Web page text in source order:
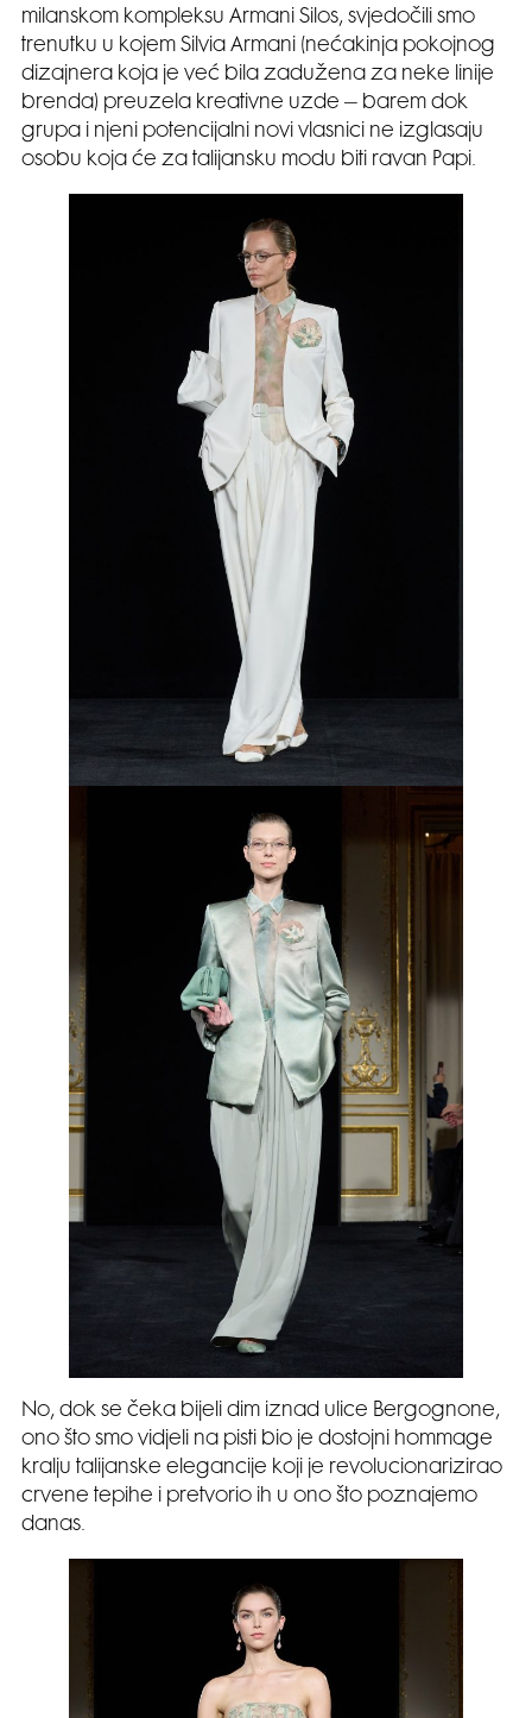
milanskom kompleksu Armani Silos, svjedočili smo
trenutku u kojem Silvia Armani (nećakinja pokojnog
dizajnera koja je već bila zadužena za neke linije
brenda) preuzela kreativne uzde – barem dok
grupa i njeni potencijalni novi vlasnici ne izglasaju
osobu koja će za talijansku modu biti ravan Papi.
No, dok se čeka bijeli dim iznad ulice Bergognone,
ono što smo vidjeli na pisti bio je dostojni hommage
kralju talijanske elegancije koji je revolucionarizirao
crvene tepihe i pretvorio ih u ono što poznajemo
danas.